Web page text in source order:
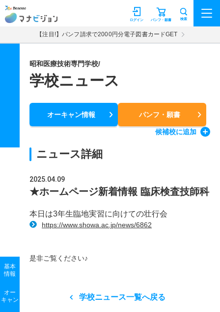
マナビジョン パンフ・願書
ログイン 検索
【注目!】パンフ請求で2000円分電子図書カードGET
昭和医療技術専門学校/
学校ニュース
オーキャン情報 パンフ・願書
候補校に追加
基本
情報
オー
キャン
ニュース詳細
2025.04.09
★ホームページ新着情報 臨床検査技師科
本日は3年生臨地実習に向けての壮行会
https://www.showa.ac.jp/news/6862
是非ご覧ください♪
学校ニュース一覧へ戻る